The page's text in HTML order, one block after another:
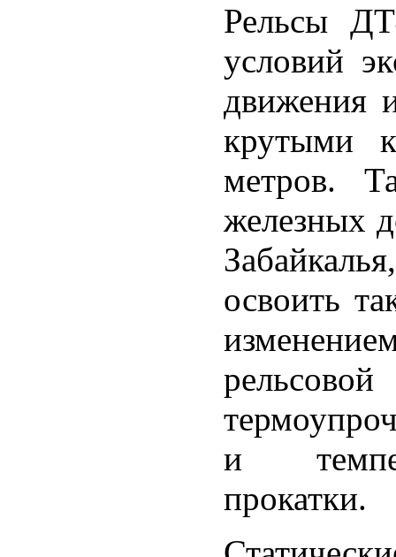
Рельсы
условий
движения
крутыми
метров.
железных
освоить
и
прокатки.